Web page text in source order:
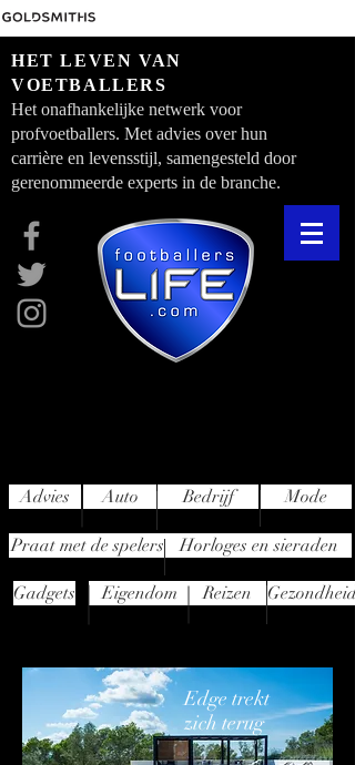
HET LEVEN VAN
VOETBALLERS
Het onafhankelijke netwerk voor
profvoetballers. Met advies over hun
carrière en levensstijl, samengesteld door
gerenommeerde experts in de branche.
Advies Auto
Praat met de spelers
Mode
Bedrijf
Gadgets
Horloges en sieraden
Eigendom Reizen Gezondheid
Edge trekt
zich terug